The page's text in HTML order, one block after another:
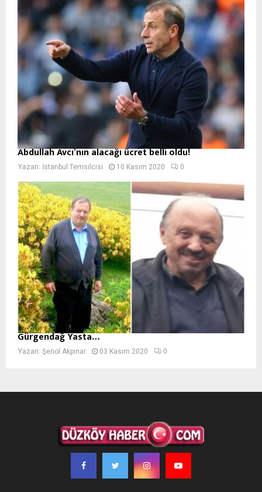
Abdullah Avcı’nın alacağı ücret belli oldu!
Yazan: İstanbul Temsilcisi 10 Kasım 2020 0
Gürgendağ Yasta…
Yazan: Şenol Akpınar 03 Kasım 2020 0